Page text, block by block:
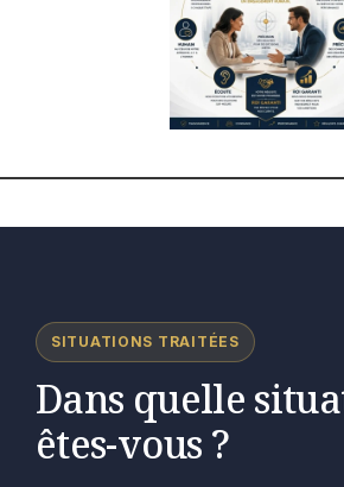
SITUATIONS TRAITÉES
Dans quelle
êtes-vous ?